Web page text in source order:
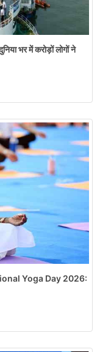
भर में करोड़ों लोगों ने
Yoga Day 2026: